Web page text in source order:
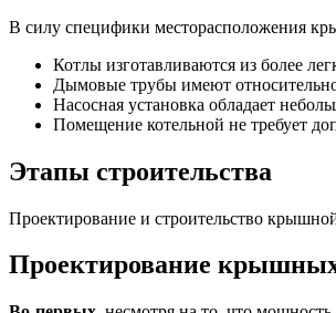
В силу специфики месторасположения
Котлы изготавливаются из более
Дымовые трубы имеют
Насосная установка обладает
Помещение котельной не требует
Этапы строительства
Проектирование и строительство
Проектирование